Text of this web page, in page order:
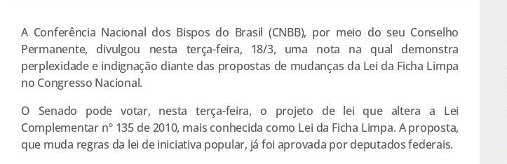
A Conferência Nacional dos Bispos do Brasil (CNBB), por meio do seu Conselho
Permanente, divulgou nesta terça-feira, 18/3, uma nota na qual demonstra
perplexidade e indignação diante das propostas de mudanças da Lei da Ficha Limpa
no Congresso Nacional.
O Senado pode votar, nesta terça-feira, o projeto de lei que altera a Lei
Complementar nº 135 de 2010, mais conhecida como Lei da Ficha Limpa. A proposta,
que muda regras da lei de iniciativa popular, já foi aprovada por deputados federais.